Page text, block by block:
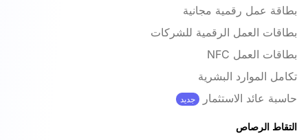
بطاقة عمل رقمية مجانية
بطاقات العمل الرقمية للشركات
بطاقات العمل NFC
تكامل الموارد البشرية
حاسبة عائد الاستثمار
جديد
التقاط الرصاص